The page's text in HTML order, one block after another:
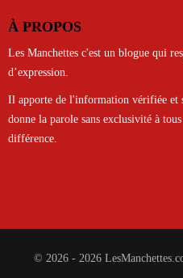
À PROPOS
Les Manchettes c'est un blogue qui
d’expression.
Il apporte de l'information vérifiée et
donne la parole sans exclusivité à
différence.
© 2026 - 2026